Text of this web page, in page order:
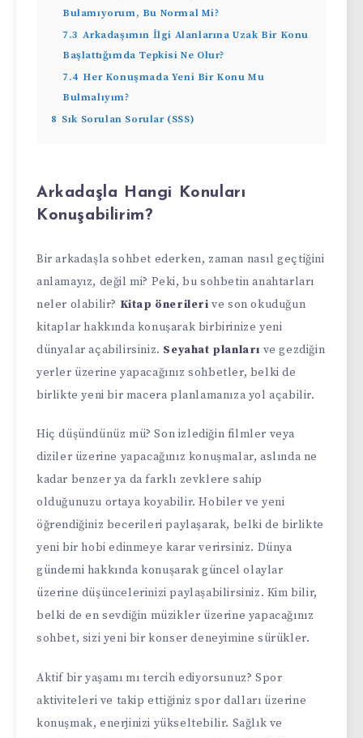
Bulamıyorum, Bu Normal Mi?
7.3 Arkadaşımın İlgi Alanlarına Uzak Bir Konu
Başlattığımda Tepkisi Ne Olur?
7.4 Her Konuşmada Yeni Bir Konu Mu
Bulmalıyım?
8 Sık Sorulan Sorular (SSS)
Arkadaşla Hangi Konuları
Konuşabilirim?
Bir arkadaşla sohbet ederken, zaman nasıl geçtiğini
anlamayız, değil mi? Peki, bu sohbetin anahtarları
neler olabilir? Kitap önerileri ve son okuduğun
kitaplar hakkında konuşarak birbirinize yeni
dünyalar açabilirsiniz. Seyahat planları ve gezdiğin
yerler üzerine yapacağınız sohbetler, belki de
birlikte yeni bir macera planlamanıza yol açabilir.
Hiç düşündünüz mü? Son izlediğin filmler veya
diziler üzerine yapacağınız konuşmalar, aslında ne
kadar benzer ya da farklı zevklere sahip
olduğunuzu ortaya koyabilir. Hobiler ve yeni
öğrendiğiniz becerileri paylaşarak, belki de birlikte
yeni bir hobi edinmeye karar verirsiniz. Dünya
gündemi hakkında konuşarak güncel olaylar
üzerine düşüncelerinizi paylaşabilirsiniz. Kim bilir,
belki de en sevdiğin müzikler üzerine yapacağınız
sohbet, sizi yeni bir konser deneyimine sürükler.
Aktif bir yaşamı mı tercih ediyorsunuz? Spor
aktiviteleri ve takip ettiğiniz spor dalları üzerine
konuşmak, enerjinizi yükseltebilir. Sağlık ve